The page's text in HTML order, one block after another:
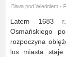
Bitwa pod Wiedniem
Latem 1683
Osmańskiego
rozpoczyna
los miasta staje